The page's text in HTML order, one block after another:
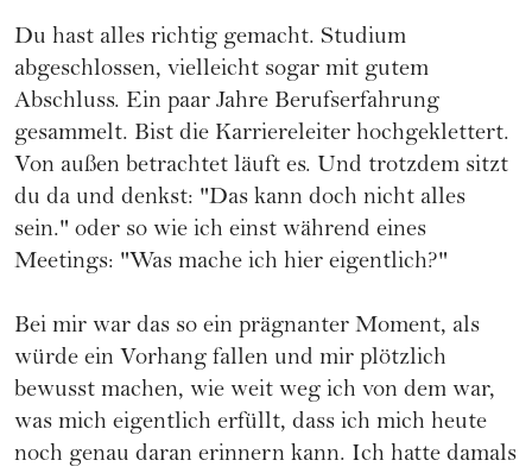
Du hast alles richtig gemacht. Studium
abgeschlossen, vielleicht sogar mit gutem
Abschluss. Ein paar Jahre Berufserfahrung
gesammelt. Bist die Karriereleiter hochgeklettert.
Von außen betrachtet läuft es. Und trotzdem sitzt
du da und denkst: "Das kann doch nicht alles
sein." oder so wie ich einst während eines
Meetings: "Was mache ich hier eigentlich?"
Bei mir war das so ein prägnanter Moment, als
würde ein Vorhang fallen und mir plötzlich
bewusst machen, wie weit weg ich von dem war,
was mich eigentlich erfüllt, dass ich mich heute
noch genau daran erinnern kann. Ich hatte damals